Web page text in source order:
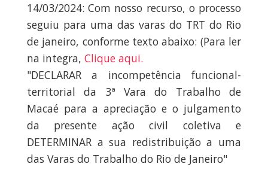
14/03/2024: Com nosso recurso, o processo
seguiu para uma das varas do TRT do Rio
de janeiro, conforme texto abaixo: (Para ler
na integra, Clique aqui.
"DECLARAR a incompetência funcional-
territorial da 3ª Vara do Trabalho de
Macaé para a apreciação e o julgamento
da presente ação civil coletiva e
DETERMINAR a sua redistribuição a uma
das Varas do Trabalho do Rio de Janeiro"